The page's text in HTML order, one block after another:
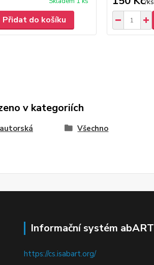
Přidat do košíku
v kategoriích
Všechno
Informační systém abART
https://cs.isabart.org/